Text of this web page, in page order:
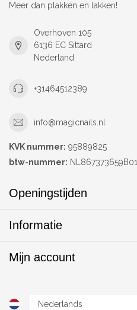
Meer dan plakken en lakken!
Overhoven 105
6136 EC Sittard
Nederland
+31464512389
info@magicnails.nl
KVK nummer: 95889825
btw-nummer: NL867373659B01
Openingstijden
Informatie
Mijn account